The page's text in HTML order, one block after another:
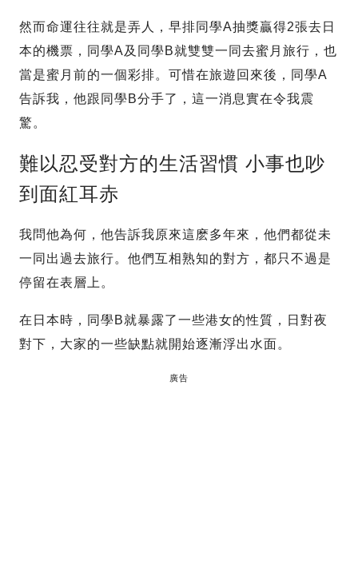
然而命運往往就是弄人，早排同學A抽獎贏得2張去日
本的機票，同學A及同學B就雙雙一同去蜜月旅行，也
當是蜜月前的一個彩排。可惜在旅遊回來後，同學A
告訴我，他跟同學B分手了，這一消息實在令我震
驚。
難以忍受對方的生活習慣 小事也吵
到面紅耳赤
我問他為何，他告訴我原來這麽多年來，他們都從未
一同出過去旅行。他們互相熟知的對方，都只不過是
停留在表層上。
在日本時，同學B就暴露了一些港女的性質，日對夜
對下，大家的一些缺點就開始逐漸浮出水面。
廣告